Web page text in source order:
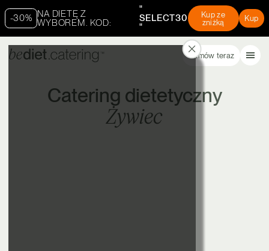
-30% NA DIETĘ Z
WYBOREM. KOD:
"
SELECT30
"
Kup ze
zniżką
Kup
Zamów teraz
Catering dietetyczny
Żywiec